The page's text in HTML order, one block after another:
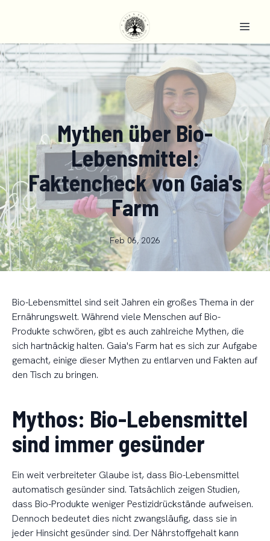
Mythen über Bio-
Lebensmittel:
Faktencheck von Gaia's
Farm
Feb 06, 2026
Bio-Lebensmittel sind seit Jahren ein großes Thema in der
Ernährungswelt. Während viele Menschen auf Bio-
Produkte schwören, gibt es auch zahlreiche Mythen, die
sich hartnäckig halten. Gaia's Farm hat es sich zur Aufgabe
gemacht, einige dieser Mythen zu entlarven und Fakten auf
den Tisch zu bringen.
Mythos: Bio-Lebensmittel
sind immer gesünder
Ein weit verbreiteter Glaube ist, dass Bio-Lebensmittel
automatisch gesünder sind. Tatsächlich zeigen Studien,
dass Bio-Produkte weniger Pestizidrückstände aufweisen.
Dennoch bedeutet dies nicht zwangsläufig, dass sie in
jeder Hinsicht gesünder sind. Der Nährstoffgehalt kann